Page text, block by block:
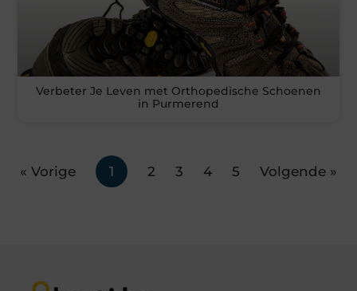
Verbeter Je Leven met Orthopedische Schoenen
in Purmerend
« Vorige 1 2 3 4 5 Volgende »